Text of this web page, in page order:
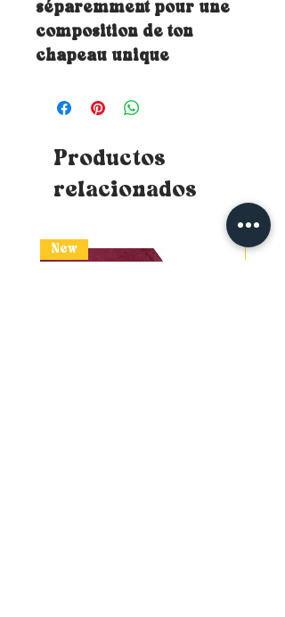
séparemment pour une
composition de ton
chapeau unique
Productos
relacionados
New New